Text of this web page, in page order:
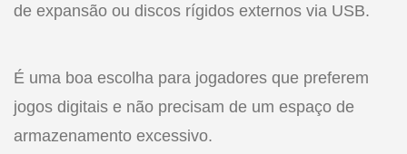
de expansão ou discos rígidos externos via USB.
É uma boa escolha para jogadores que preferem
jogos digitais e não precisam de um espaço de
armazenamento excessivo.